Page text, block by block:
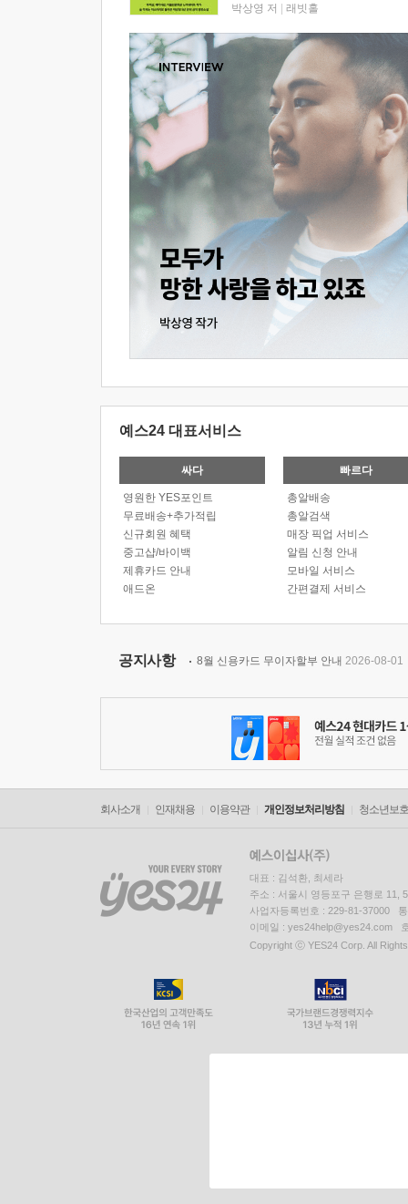
박상영 저 래빗홀
예스24 대표서비스
싸다
영원한 YES포인트
무료배송+추가적립
신규회원 혜택
중고샵/바이백
제휴카드 안내
애드온
빠르다
총알배송
총알검색
매장 픽업 서비스
알림 신청 안내
모바일 서비스
간편결제 서비스
공지사항 8월 신용카드 무이자할부 안내 2026-08-01
회사소개 인재채용 이용약관 개인정보처리방침 청소년보
대표 : 김석환, 최세라
주소 : 서울시 영등포구 은행로 11,
사업자등록번호 : 229-81-37000
이메일 : yes24help@yes24.com
Copyright ⓒ YES24 Corp. All